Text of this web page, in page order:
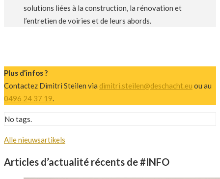
solutions liées à la construction, la rénovation et
l’entretien de voiries et de leurs abords.
Plus d’infos ?
Contactez Dimitri Steilen via dimitri.steilen@deschacht.eu ou au
0496 24 37 19.
No tags.
Alle nieuwsartikels
Articles d’actualité récents de #INFO